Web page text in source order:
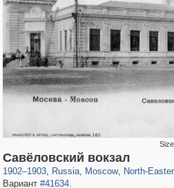
Савёловский вокзал
1902–1903, Russia
1,406,799 29,243
, Moscow
319,864 8,286
, North-
24,490
Вариант #41634.